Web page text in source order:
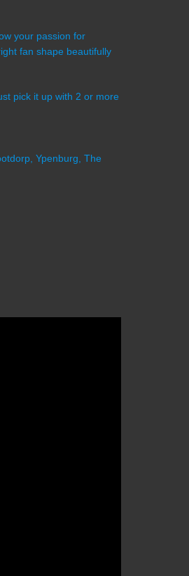
your passion for
fan shape beautifully
pick it up with 2 or more
Ypenburg, The